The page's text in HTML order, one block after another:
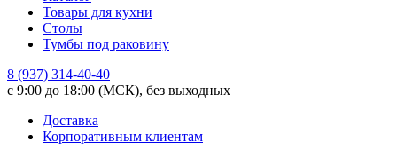
Товары для кухни
Столы
Тумбы под раковину
8 (937) 314-40-40
с 9:00 до 18:00 (МСК), без выходных
Доставка
Корпоративным клиентам